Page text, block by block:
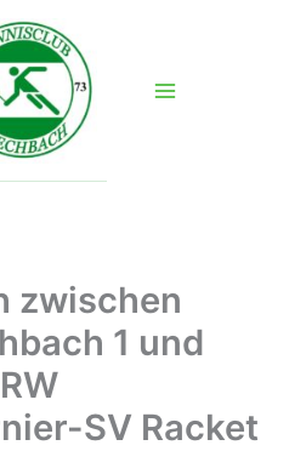
zwischen
1 und
SV Racket